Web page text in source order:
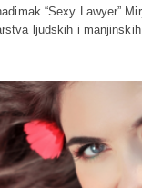
“Sexy Lawyer”
ljudskih i manjinskih